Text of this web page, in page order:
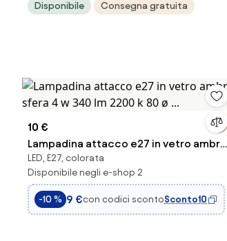
Disponibile
Consegna gratuita
10 €
Lampadina attacco e27 in vetro ambra
sfera 4 w 340 lm 2200 k 80 ø ...
LED, E27, colorata
Disponibile negli e-shop 2
-10 % 9 €con codici scontoSconto10